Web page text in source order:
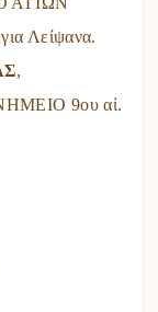
Λείψανα.
,
9ου αἰ.